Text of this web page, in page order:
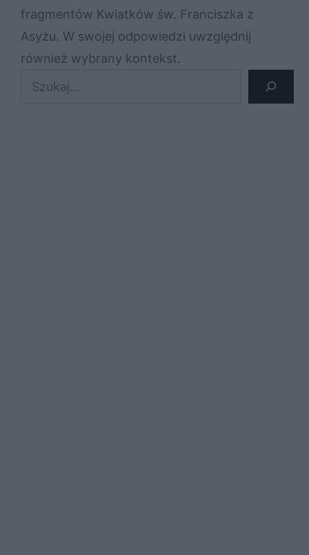
fragmentów Kwiatków św. Franciszka z
Asyżu. W swojej odpowiedzi uwzględnij
również wybrany kontekst.
Szukaj